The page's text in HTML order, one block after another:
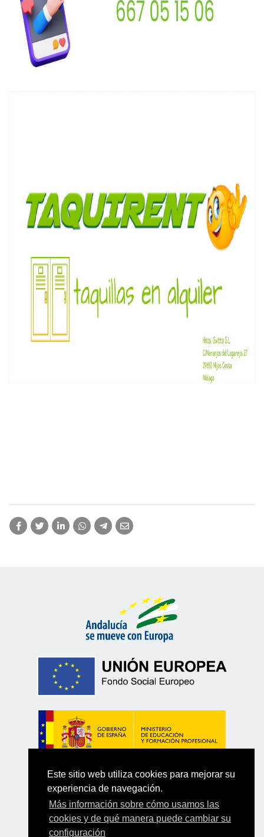
Este sitio web utiliza cookies para mejorar su
experiencia de navegación.
Más información sobre cómo usamos las
cookies y de qué manera puede cambiar su
configuración